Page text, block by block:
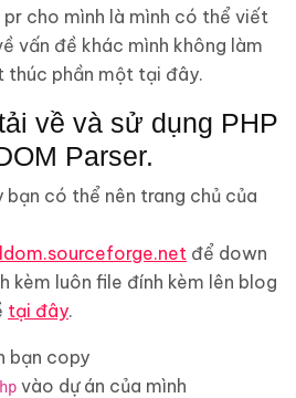
cho mình là mình có thể viết
vấn đề khác mình không làm
thúc phần một tại đây.
về và sử dụng PHP
Parser.
có thể nên trang chủ của
để down
kèm luôn file đính kèm lên blog
tại đây.
bạn copy
vào dự án của mình